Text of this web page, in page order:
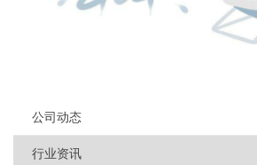
公司动态
行业资讯